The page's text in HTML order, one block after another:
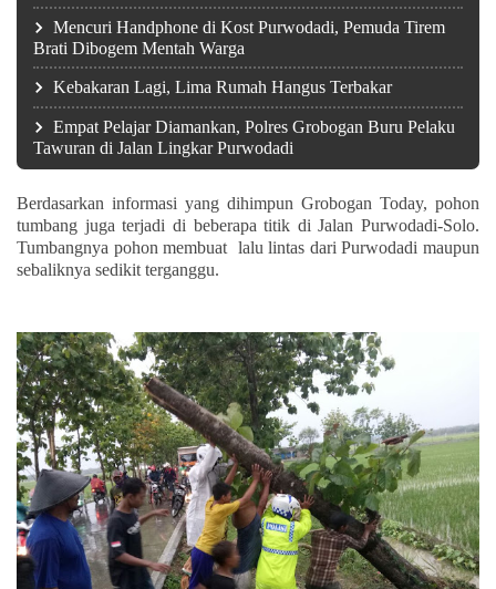
Mencuri Handphone di Kost Purwodadi, Pemuda Tirem
Brati Dibogem Mentah Warga
Kebakaran Lagi, Lima Rumah Hangus Terbakar
Empat Pelajar Diamankan, Polres Grobogan Buru Pelaku
Tawuran di Jalan Lingkar Purwodadi
Berdasarkan informasi yang dihimpun Grobogan Today, pohon
tumbang juga terjadi di beberapa titik di Jalan Purwodadi-Solo.
Tumbangnya pohon membuat lalu lintas dari Purwodadi maupun
sebaliknya sedikit terganggu.